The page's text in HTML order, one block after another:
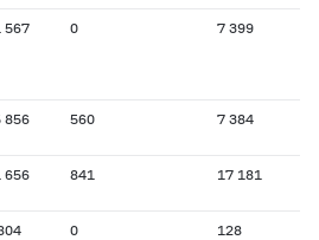
567 0 7 399
856 560 7 384
656 841 17 181
0 128